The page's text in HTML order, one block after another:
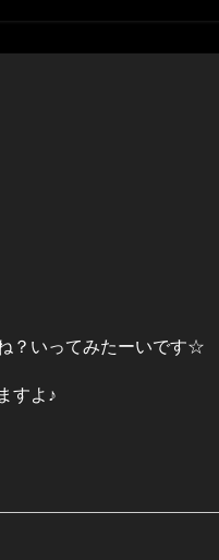
？いってみたーいです☆
すよ♪